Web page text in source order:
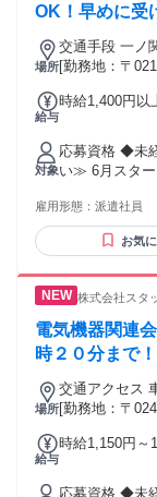
OK！早めに受
場所
交通手段 一ノ
「一ノ関駅」
[勤務地：〒
給与
時給1,400円以
対象
応募資格 ◆未経験OK！ ≪WEB登録OK
い≫ 6月スター
雇用形態： 派遣社員
お気
株式会社スタ
電気機器関連
時２０分まで
場所
交通アクセス
[勤務地：〒
給与
時給1,150円～
福利厚生サー
応募資格 ◆未